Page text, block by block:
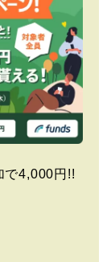
で4,000円!!